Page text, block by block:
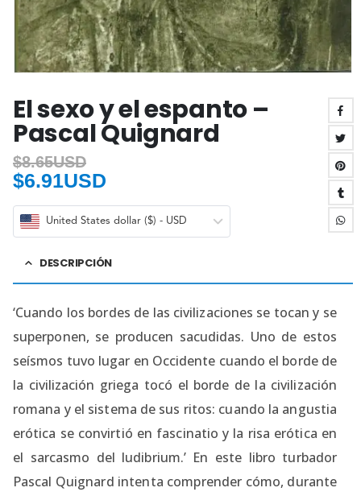
El sexo y el espanto –
Pascal Quignard
$8.65USD
$6.91USD
United States dollar ($) - USD
DESCRIPCIÓN
‘Cuando los bordes de las civilizaciones se tocan y se
superponen, se producen sacudidas. Uno de estos
seísmos tuvo lugar en Occidente cuando el borde de
la civilización griega tocó el borde de la civilización
romana y el sistema de sus ritos: cuando la angustia
erótica se convirtió en fascinatio y la risa erótica en
el sarcasmo del ludibrium.’ En este libro turbador
Pascal Quignard intenta comprender cómo, durante